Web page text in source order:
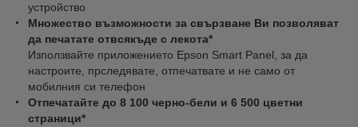
устройство
Множество възможности за свързване Ви позволяват
да печатате отвсякъде с лекота*
Използвайте приложението Epson Smart Panel, за да
настроите, прследявате, отпечатвате и не само от
мобилния си телефон
Отпечатайте до 8 100 черно-бели и 6 500 цветни
страници*